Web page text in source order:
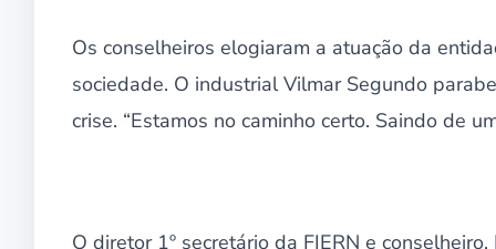
Os conselheiros elogiaram a atuação da
sociedade. O industrial Vilmar Segundo
crise. “Estamos no caminho certo. Saindo de
O diretor 1º secretário da FIERN e